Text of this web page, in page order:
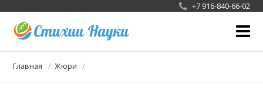
+7 916-840-66-02
О фотоконкурсе
Жюри
Главная Жюри